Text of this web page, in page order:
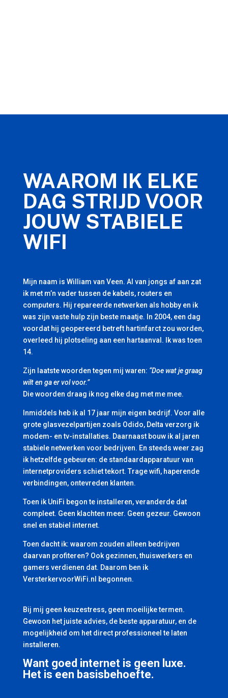
WAAROM IK ELKE
DAG STRIJD VOOR
JOUW STABIELE
WIFI
Mijn naam is William van Veen. Al van jongs af aan zat
ik met m’n vader tussen de kabels, routers en
computers. Hij repareerde netwerken als hobby en ik
was zijn vaste hulp zijn beste maatje. In 2004, een dag
voordat hij geopereerd betreft hartinfarct zou worden,
overleed hij plotseling aan een hartaanval. Ik was toen
14.
Zijn laatste woorden tegen mij waren: “Doe wat je graag
wilt en ga er vol voor.”
Die woorden draag ik nog elke dag met me mee.
Inmiddels heb ik al 17 jaar mijn eigen bedrijf. Voor alle
grote glasvezelpartijen zoals Odido, Delta verzorg ik
modem- en tv-installaties. Daarnaast bouw ik al jaren
stabiele netwerken voor bedrijven. En steeds weer zag
ik hetzelfde gebeuren: de standaardapparatuur van
internetproviders schiet tekort. Trage wifi, haperende
verbindingen, ontevreden klanten.
Toen ik UniFi begon te installeren, veranderde dat
compleet. Geen klachten meer. Geen gezeur. Gewoon
snel en stabiel internet.
Toen dacht ik: waarom zouden alleen bedrijven
daarvan profiteren? Ook gezinnen, thuiswerkers en
gamers verdienen dat. Daarom ben ik
VersterkervoorWiFi.nl begonnen.
Bij mij geen keuzestress, geen moeilijke termen.
Gewoon het juiste advies, de beste apparatuur, en de
mogelijkheid om het direct professioneel te laten
installeren.
Want goed internet is geen luxe.
Het is een basisbehoefte.